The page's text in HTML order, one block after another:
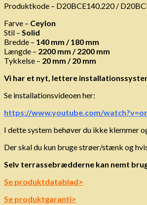
Produktkode – D20BCE140.220 /
Farve – Ceylon
Stil – Solid
Bredde – 140 mm / 180 mm
Længde – 2200 mm / 2200 mm
Tykkelse – 20 mm / 20 mm
Vi har et nyt, lettere
Se installationsvideoen her:
https://www.youtube.com/
I dette system behøver du ikke klemmer
Der skal du kun bruge strøer/stænk og
Selv terrassebrædderne kan nemt
Se produktdatablad>
Se produktgaranti>